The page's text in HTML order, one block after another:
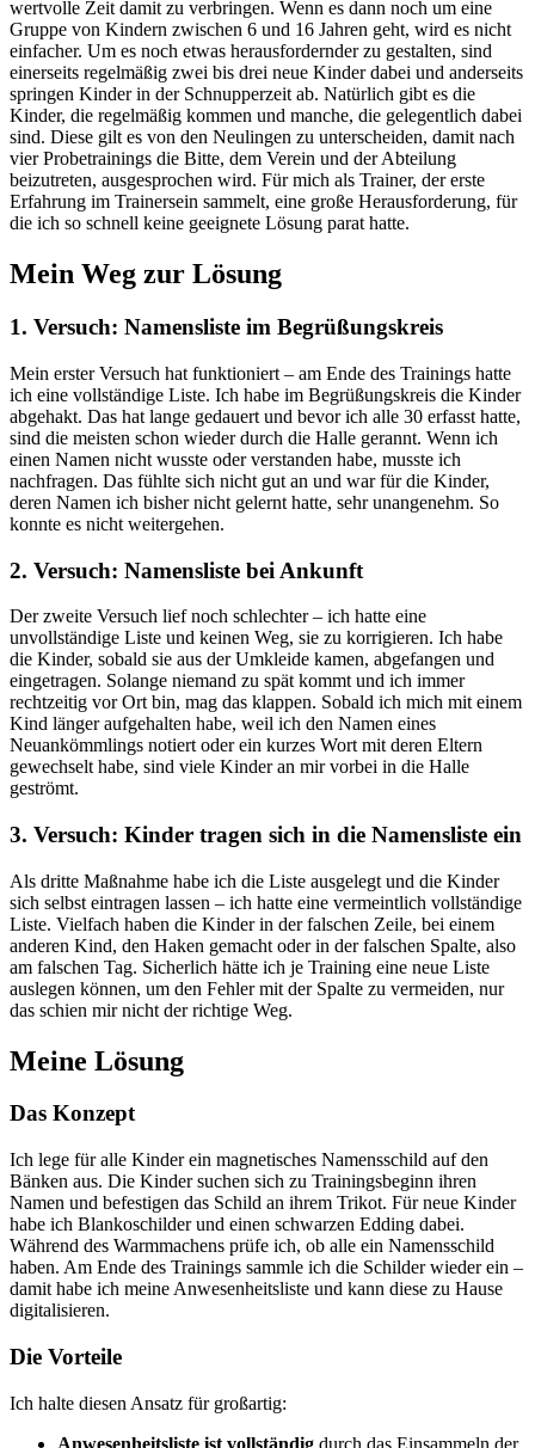
wertvolle Zeit damit zu verbringen. Wenn es dann noch um eine
Gruppe von Kindern zwischen 6 und 16 Jahren geht, wird es nicht
einfacher. Um es noch etwas herausfordernder zu gestalten, sind
einerseits regelmäßig zwei bis drei neue Kinder dabei und anderseits
springen Kinder in der Schnupperzeit ab. Natürlich gibt es die
Kinder, die regelmäßig kommen und manche, die gelegentlich dabei
sind. Diese gilt es von den Neulingen zu unterscheiden, damit nach
vier Probetrainings die Bitte, dem Verein und der Abteilung
beizutreten, ausgesprochen wird. Für mich als Trainer, der erste
Erfahrung im Trainersein sammelt, eine große Herausforderung, für
die ich so schnell keine geeignete Lösung parat hatte.
Mein Weg zur Lösung
1. Versuch: Namensliste im Begrüßungskreis
Mein erster Versuch hat funktioniert – am Ende des Trainings hatte
ich eine vollständige Liste. Ich habe im Begrüßungskreis die Kinder
abgehakt. Das hat lange gedauert und bevor ich alle 30 erfasst hatte,
sind die meisten schon wieder durch die Halle gerannt. Wenn ich
einen Namen nicht wusste oder verstanden habe, musste ich
nachfragen. Das fühlte sich nicht gut an und war für die Kinder,
deren Namen ich bisher nicht gelernt hatte, sehr unangenehm. So
konnte es nicht weitergehen.
2. Versuch: Namensliste bei Ankunft
Der zweite Versuch lief noch schlechter – ich hatte eine
unvollständige Liste und keinen Weg, sie zu korrigieren. Ich habe
die Kinder, sobald sie aus der Umkleide kamen, abgefangen und
eingetragen. Solange niemand zu spät kommt und ich immer
rechtzeitig vor Ort bin, mag das klappen. Sobald ich mich mit einem
Kind länger aufgehalten habe, weil ich den Namen eines
Neuankömmlings notiert oder ein kurzes Wort mit deren Eltern
gewechselt habe, sind viele Kinder an mir vorbei in die Halle
geströmt.
3. Versuch: Kinder tragen sich in die Namensliste ein
Als dritte Maßnahme habe ich die Liste ausgelegt und die Kinder
sich selbst eintragen lassen – ich hatte eine vermeintlich vollständige
Liste. Vielfach haben die Kinder in der falschen Zeile, bei einem
anderen Kind, den Haken gemacht oder in der falschen Spalte, also
am falschen Tag. Sicherlich hätte ich je Training eine neue Liste
auslegen können, um den Fehler mit der Spalte zu vermeiden, nur
das schien mir nicht der richtige Weg.
Meine Lösung
Das Konzept
Ich lege für alle Kinder ein magnetisches Namensschild auf den
Bänken aus. Die Kinder suchen sich zu Trainingsbeginn ihren
Namen und befestigen das Schild an ihrem Trikot. Für neue Kinder
habe ich Blankoschilder und einen schwarzen Edding dabei.
Während des Warmmachens prüfe ich, ob alle ein Namensschild
haben. Am Ende des Trainings sammle ich die Schilder wieder ein –
damit habe ich meine Anwesenheitsliste und kann diese zu Hause
digitalisieren.
Die Vorteile
Ich halte diesen Ansatz für großartig:
Anwesenheitsliste ist vollständig durch das Einsammeln der